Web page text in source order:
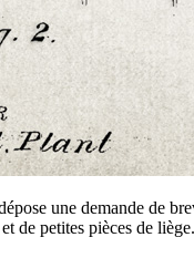
une demande de
de petites pièces de